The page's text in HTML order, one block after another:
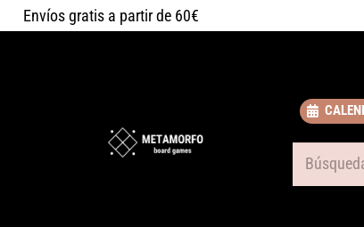
Envíos gratis a partir de 60€